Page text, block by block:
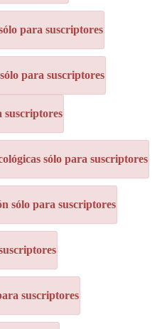
para suscriptores
para suscriptores
suscriptores
sólo para suscriptores
sólo para suscriptores
suscriptores